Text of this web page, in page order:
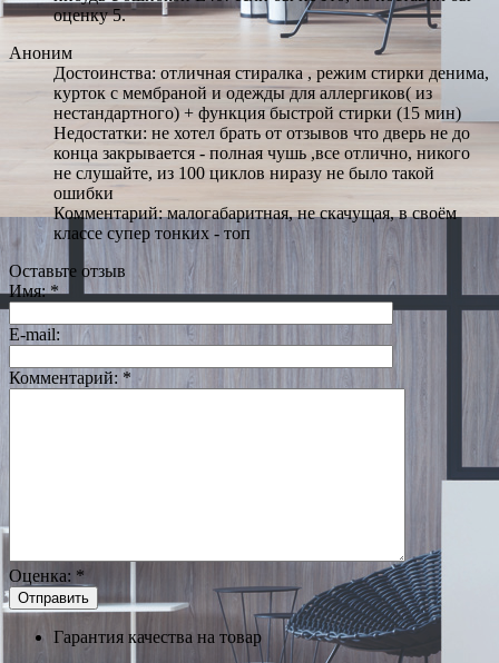
оценку 5.
Аноним
Достоинства: отличная стиралка , режим стирки денима,
курток с мембраной и одежды для аллергиков( из
нестандартного) + функция быстрой стирки (15 мин)
Недостатки: не хотел брать от отзывов что дверь не до
конца закрывается - полная чушь ,все отлично, никого
не слушайте, из 100 циклов ниразу не было такой
ошибки
Комментарий: малогабаритная, не скачущая, в своём
классе супер тонких - топ
Оставьте отзыв
Имя:*
E-mail:
Комментарий: *
Оценка: *
Гарантия качества на товар